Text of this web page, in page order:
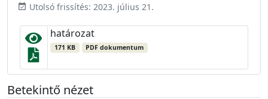
event_available Utolsó frissítés: 2023. július 21.
határozat
171 KB PDF dokumentum
Betekintő nézet